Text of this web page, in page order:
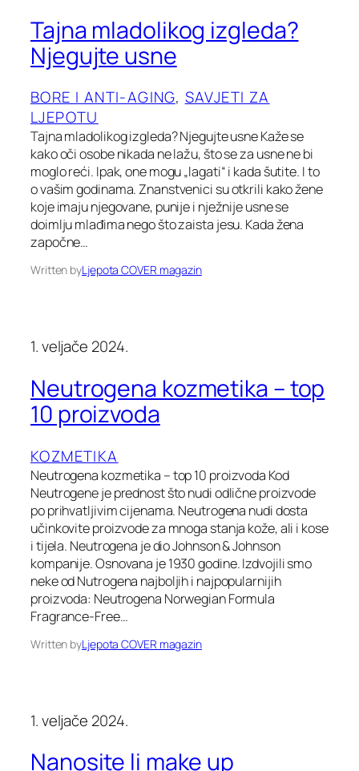
Tajna mladolikog izgleda?
Njegujte usne
BORE I ANTI-AGING, SAVJETI ZA
LJEPOTU
Tajna mladolikog izgleda? Njegujte usne Kaže se
kako oči osobe nikada ne lažu, što se za usne ne bi
moglo reći. Ipak, one mogu „lagati“ i kada šutite. I to
o vašim godinama. Znanstvenici su otkrili kako žene
koje imaju njegovane, punije i nježnije usne se
doimlju mlađima nego što zaista jesu. Kada žena
započne…
Written byLjepota COVER magazin
1. veljače 2024.
Neutrogena kozmetika – top
10 proizvoda
KOZMETIKA
Neutrogena kozmetika – top 10 proizvoda Kod
Neutrogene je prednost što nudi odlične proizvode
po prihvatljivim cijenama. Neutrogena nudi dosta
učinkovite proizvode za mnoga stanja kože, ali i kose
i tijela. Neutrogena je dio Johnson & Johnson
kompanije. Osnovana je 1930 godine. Izdvojili smo
neke od Nutrogena najboljih i najpopularnijih
proizvoda: Neutrogena Norwegian Formula
Fragrance-Free…
Written byLjepota COVER magazin
1. veljače 2024.
Nanosite li make up